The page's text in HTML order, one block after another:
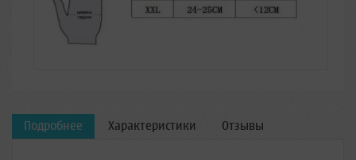
Подробнее Характеристики Отзывы